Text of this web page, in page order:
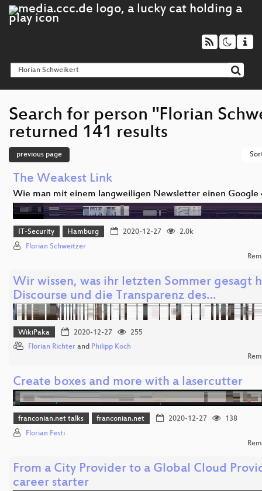
Search for person "Florian
returned 141 results
previous page
The Weakest Link
Wie man mit einem langweiligen Newsletter einen
IT-Security Hamburg 2020-12-27
2.0k
Florian Schweitzer
Wir wissen, was ihr letzten Sommer gesagt
Discourse und die Transparenz des…
WikiPaka 2020-12-27
255
Florian Richter and Philipp Koch
Create boxes and more with a lasercutter
franconian.net talks franconian.net 2020-12-27
138
Florian Festi
From a City Provider to a Global Cloud
career starter